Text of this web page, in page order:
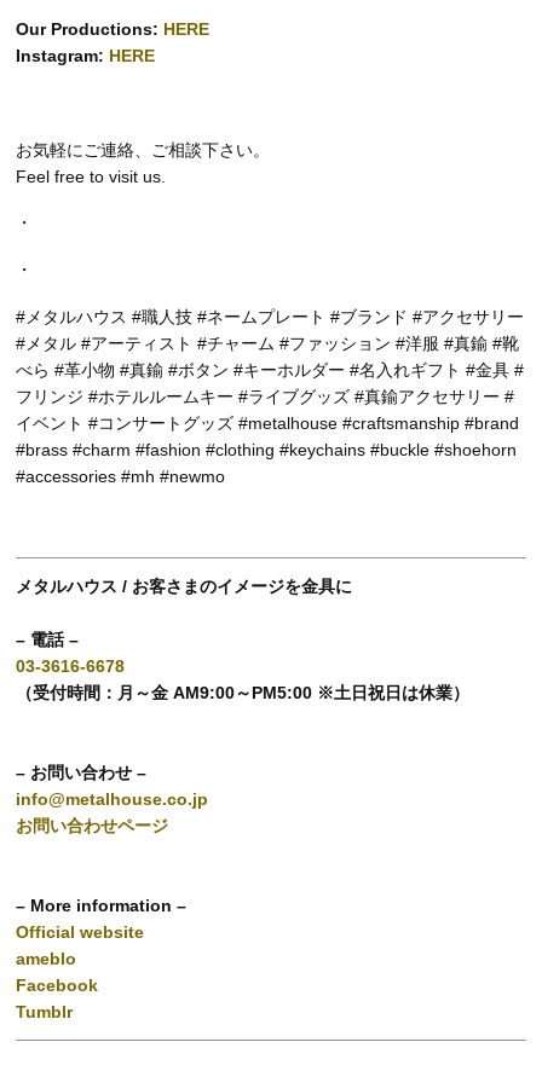
Our Productions: HERE
Instagram: HERE
お気軽にご連絡、ご相談下さい。
Feel free to visit us.
・
・
#メタルハウス #職人技 #ネームプレート #ブランド #アクセサリー
#メタル #アーティスト #チャーム #ファッション #洋服 #真鍮 #靴
べら #革小物 #真鍮 #ボタン #キーホルダー #名入れギフト #金具 #
フリンジ #ホテルルームキー #ライブグッズ #真鍮アクセサリー #
イベント #コンサートグッズ #metalhouse #craftsmanship #brand
#brass #charm #fashion #clothing #keychains #buckle #shoehorn
#accessories #mh #newmo
メタルハウス / お客さまのイメージを金具に
– 電話 –
03-3616-6678
（受付時間：月～金 AM9:00～PM5:00 ※土日祝日は休業）
– お問い合わせ –
info@metalhouse.co.jp
お問い合わせページ
– More information –
Official website
ameblo
Facebook
Tumblr